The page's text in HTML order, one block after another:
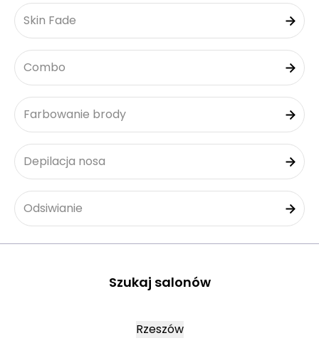
Skin Fade
Combo
Farbowanie brody
Depilacja nosa
Odsiwianie
Szukaj salonów
Rzeszów